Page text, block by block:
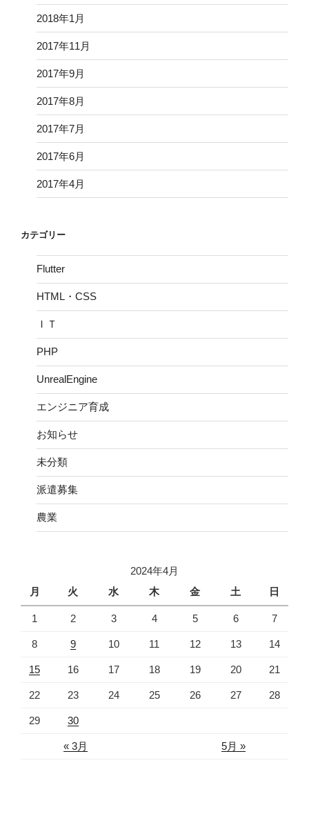
2018年1月
2017年11月
2017年9月
2017年8月
2017年7月
2017年6月
2017年4月
カテゴリー
Flutter
HTML・CSS
ＩＴ
PHP
UnrealEngine
エンジニア育成
お知らせ
未分類
派遣募集
農業
2024年4月
月
火 水 木 金 土 日
« 3月 5月 »
1 2 3 4 5 6 7
8 9 10 11 12 13 14
15 16 17 18 19 20 21
22 23 24 25 26 27 28
29 30